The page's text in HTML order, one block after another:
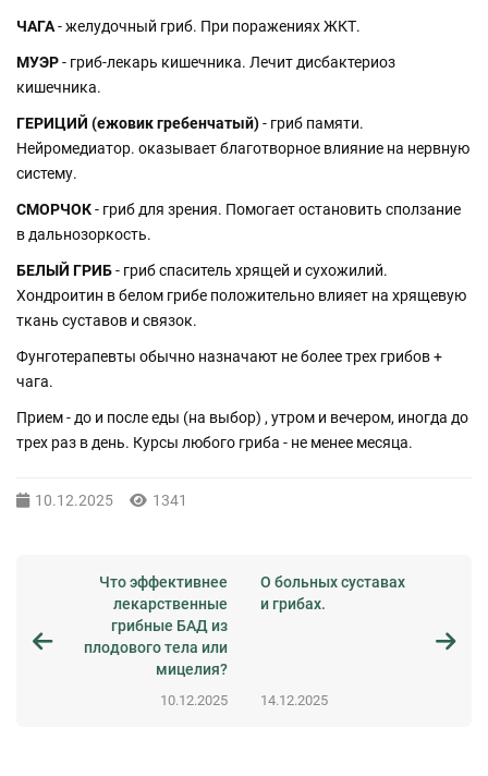
ЧАГА- желудочный гриб. При поражениях ЖКТ.
МУЭР- гриб-лекарь кишечника. Лечит дисбактериоз
кишечника.
ГЕРИЦИЙ (ежовик гребенчатый)- гриб памяти.
Нейромедиатор. оказывает благотворное влияние на нервную
систему.
СМОРЧОК- гриб для зрения. Помогает остановить сползание
в дальнозоркость.
БЕЛЫЙ ГРИБ- гриб спаситель хрящей и сухожилий.
Хондроитин в белом грибе положительно влияет на хрящевую
ткань суставов и связок.
Фунготерапевты обычно назначают не более трех грибов +
чага.
Прием - до и после еды (на выбор) , утром и вечером, иногда до
трех раз в день. Курсы любого гриба - не менее месяца.
10.12.2025 1341
Что эффективнее
лекарственные
грибные БАД из
плодового тела или
мицелия?
10.12.2025
О больных суставах
и грибах.
14.12.2025